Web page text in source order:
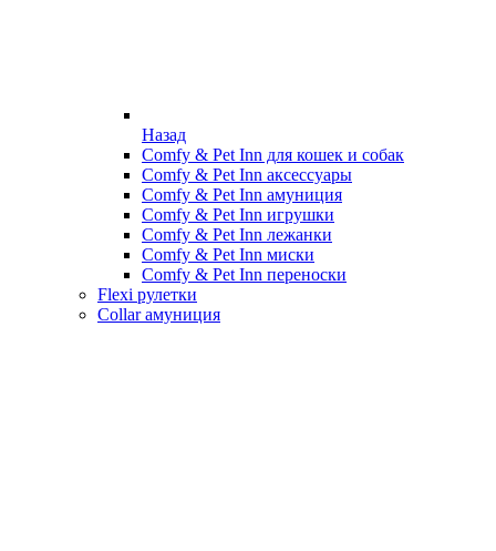
Назад
Comfy & Pet Inn для кошек и собак
Comfy & Pet Inn аксессуары
Comfy & Pet Inn амуниция
Comfy & Pet Inn игрушки
Comfy & Pet Inn лежанки
Comfy & Pet Inn миски
Comfy & Pet Inn переноски
Flexi рулетки
Collar амуниция